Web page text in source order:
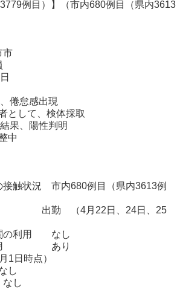
例目）】（市内680例目（県内3613
市
怠感出現
て、検体採取
、陽性判明
状況 市内680例目（県内3613例
（4月22日、24日、25
利用 なし
用 あり
1日時点）
し
し